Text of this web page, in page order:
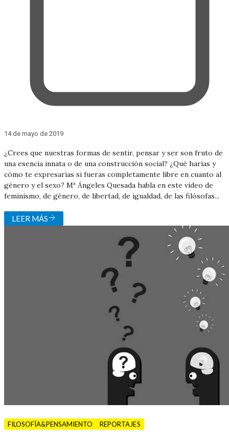
14 de mayo de 2019
¿Crees que nuestras formas de sentir, pensar y ser son fruto de
una esencia innata o de una construcción social? ¿Qué harías y
cómo te expresarías si fueras completamente libre en cuanto al
género y el sexo? Mª Ángeles Quesada habla en este vídeo de
feminismo, de género, de libertad, de igualdad, de las filósofas...
LEER MÁS
FILOSOFÍA&PENSAMIENTO REPORTAJES